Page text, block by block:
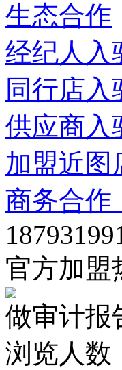
生态合作
经纪人
同行店
供应商
加盟近
商务合
官方加盟
做审计报
浏览人数